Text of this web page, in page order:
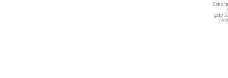
Seite
gzip